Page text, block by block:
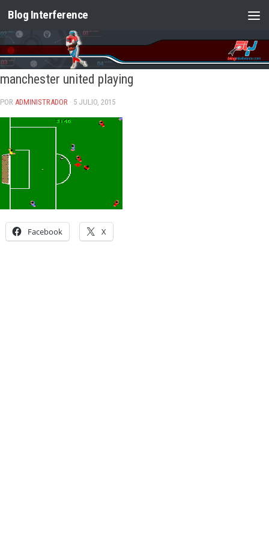
Saltar al contenido
Blog Interference
manchester united playing
POR ADMINISTRADOR · 5 JULIO, 2015
Facebook X